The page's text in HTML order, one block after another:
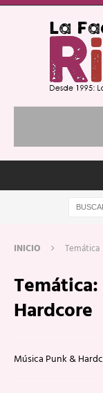
INICIO Temática
Temática:
Hardcore
Música Punk &